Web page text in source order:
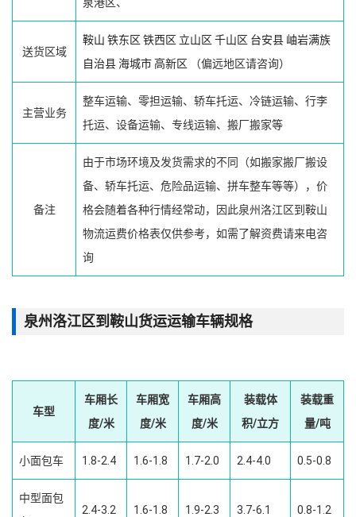
泉港区、
送货区域
鞍山 铁东区 铁西区 立山区 千山区 台安县 岫岩满族
自治县海城市高新区 （偏远地区请咨询）
主营业务
整车运输、零担运输、轿车托运、冷链运输、行李
托运、设备运输、专线运输、搬厂搬家等
备注
由于市场环境及发货需求的不同（如搬家搬厂搬设
备、轿车托运、危险品运输、拼车整车等等），价
格会随着各种行情经常动，因此泉州洛江区到鞍山
物流运费价格表仅供参考，如需了解资费请来电咨
询
泉州洛江区到鞍山货运运输车辆规格
车型
车厢长
度/米
车厢宽
度/米
车厢高
度/米
装载体
积/立方
装载重
量/吨
小面包车 1.8-2.4 1.6-1.8 1.7-2.0 2.4-4.0 0.5-0.8
中型面包
2.4-3.2 1.6-1.8 1.9-2.3 3.7-6.1 0.8-1.2